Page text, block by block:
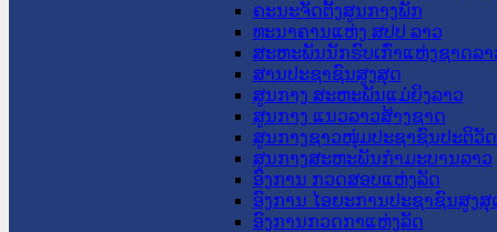
ຄະນະຈັດຕັ້ງສູນກາງພັກ
ທະນາຄານແຫ່ງ ສປປ ລາວ
ສະຫະພັນນັກຮົບເກົ່າແຫ່ງຊາດລາ
ສານປະຊາຊົນສູງສຸດ
ສູນກາງ ສະຫະພັນແມ່ຍິງລາວ
ສູນກາງ ແນວລາວສ້າງຊາດ
ສູນກາງຊາວໜຸ່ມປະຊາຊົນປະຕິວັ
ສູນກາງສະຫະພັນກຳມະບານລາວ
ອົງການ ກວດສອບແຫ່ງລັດ
ອົງການ ໄອຍະການປະຊາຊົນສູງສຸ
ອົງການກວດກາແຫ່ງລັດ